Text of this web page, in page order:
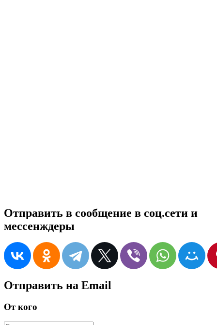
Отправить в сообщение в соц.сети и
мессенждеры
Отправить на Email
От кого